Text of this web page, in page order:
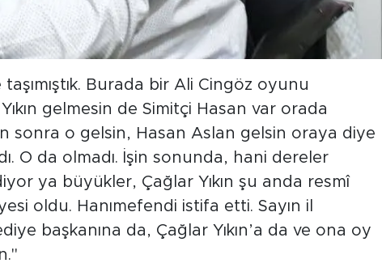
Burada bir Ali Cingöz oyunu
gelmesin de Simitçi Hasan var orada
sonra o gelsin, Hasan Aslan gelsin oraya diye
O da olmadı. İşin sonunda, hani dereler
ya büyükler, Çağlar Yıkın şu anda resmî
oldu. Hanımefendi istifa etti. Sayın il
başkanına da, Çağlar Yıkın’a da ve ona oy